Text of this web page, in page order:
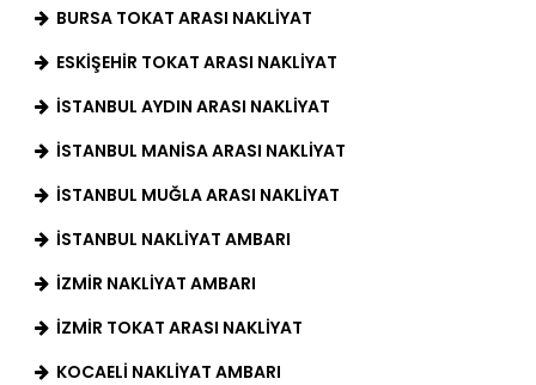
BURSA TOKAT ARASI NAKLIYAT
ESKIŞEHIR TOKAT ARASI NAKLIYAT
İSTANBUL AYDIN ARASI NAKLIYAT
İSTANBUL MANISA ARASI NAKLIYAT
İSTANBUL MUĞLA ARASI NAKLIYAT
İSTANBUL NAKLIYAT AMBARI
IZMIR NAKLIYAT AMBARI
İZMIR TOKAT ARASI NAKLIYAT
KOCAELI NAKLIYAT AMBARI